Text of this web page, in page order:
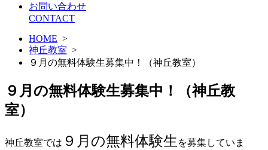
お問い合わせ
CONTACT
HOME >
神丘教室 >
９月の無料体験生募集中！（神丘教室）
９月の無料体験生募集中！（神丘教
室）
神丘教室では ９ 月の無料体験生 を募集していま